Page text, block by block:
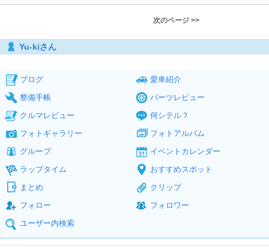
次のページ >>
Yu-kiさん
ブログ
愛車紹介
整備手帳
パーツレビュー
クルマレビュー
何シテル？
フォトギャラリー
フォトアルバム
グループ
イベントカレンダー
ラップタイム
おすすめスポット
まとめ
クリップ
フォロー
フォロワー
ユーザー内検索